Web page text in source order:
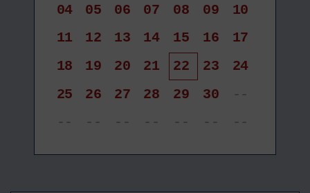
04
05 06 07 08 09
10
11
12 13 14 15 16
17
18
19 20 21 22 23
24
25
26 27 28 29 30
--
--
-- -- -- -- -- --